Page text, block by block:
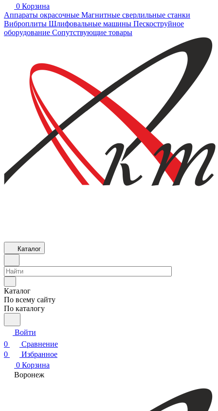
0 Корзина
Аппараты окрасочные Магнитные сверлильные станки
Виброплиты Шлифовальные машины Пескоструйное
оборудование Сопутствующие товары
Каталог
Каталог
По всему сайту
По каталогу
Войти
0
Сравнение
0
Избранное
0 Корзина
Воронеж